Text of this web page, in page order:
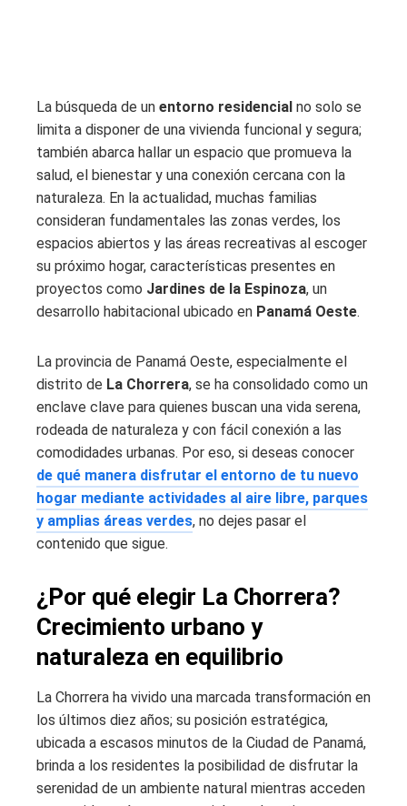
La búsqueda de un entorno residencial no solo se
limita a disponer de una vivienda funcional y segura;
también abarca hallar un espacio que promueva la
salud, el bienestar y una conexión cercana con la
naturaleza. En la actualidad, muchas familias
consideran fundamentales las zonas verdes, los
espacios abiertos y las áreas recreativas al escoger
su próximo hogar, características presentes en
proyectos como Jardines de la Espinoza, un
desarrollo habitacional ubicado en Panamá Oeste.
La provincia de Panamá Oeste, especialmente el
distrito de La Chorrera, se ha consolidado como un
enclave clave para quienes buscan una vida serena,
rodeada de naturaleza y con fácil conexión a las
comodidades urbanas. Por eso, si deseas conocer
de qué manera disfrutar el entorno de tu nuevo
hogar mediante actividades al aire libre, parques
y amplias áreas verdes, no dejes pasar el
contenido que sigue.
¿Por qué elegir La Chorrera?
Crecimiento urbano y
naturaleza en equilibrio
La Chorrera ha vivido una marcada transformación en
los últimos diez años; su posición estratégica,
ubicada a escasos minutos de la Ciudad de Panamá,
brinda a los residentes la posibilidad de disfrutar la
serenidad de un ambiente natural mientras acceden